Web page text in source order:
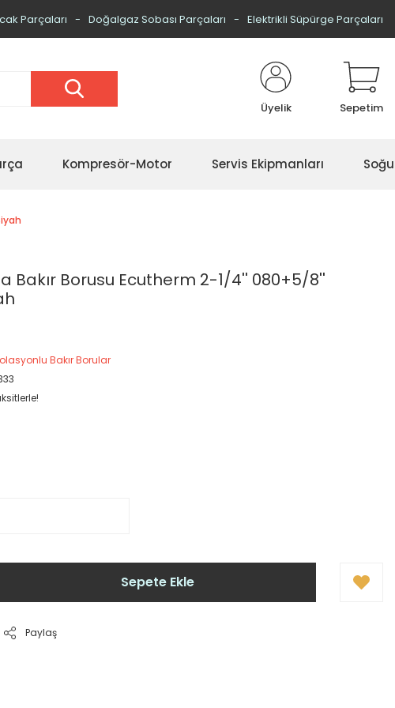
Parçaları Doğalgaz Sobası Parçaları Elektrikli Süpürge Parçaları
Üyelik Sepetim
Kompresör-Motor Servis Ekipmanları
Bakır Borusu Ecutherm 2-1/4'' 080+5/8''
Bakır Borular
Sepete Ekle
Paylaş